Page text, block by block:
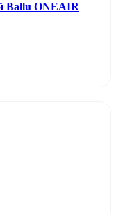
Ballu ONEAIR